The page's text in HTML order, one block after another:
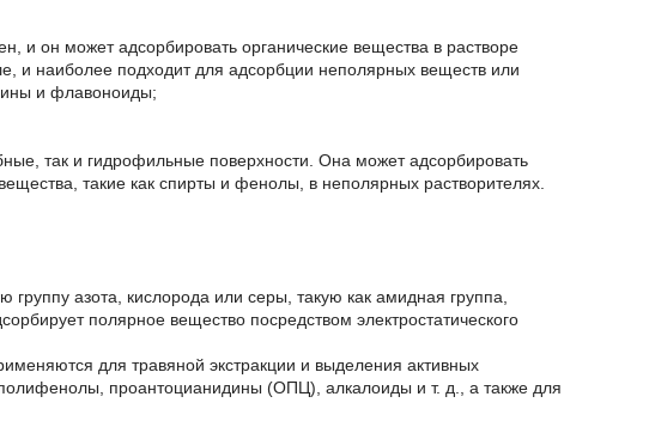
и он может адсорбировать органические вещества в растворе
и наиболее подходит для адсорбции неполярных веществ или
и флавоноиды;
так и гидрофильные поверхности. Она может адсорбировать
такие как спирты и фенолы, в неполярных растворителях.
азота, кислорода или серы, такую ​​как амидная группа,
полярное вещество посредством электростатического
для травяной экстракции и выделения активных
проантоцианидины (ОПЦ), алкалоиды и т. д., а также для